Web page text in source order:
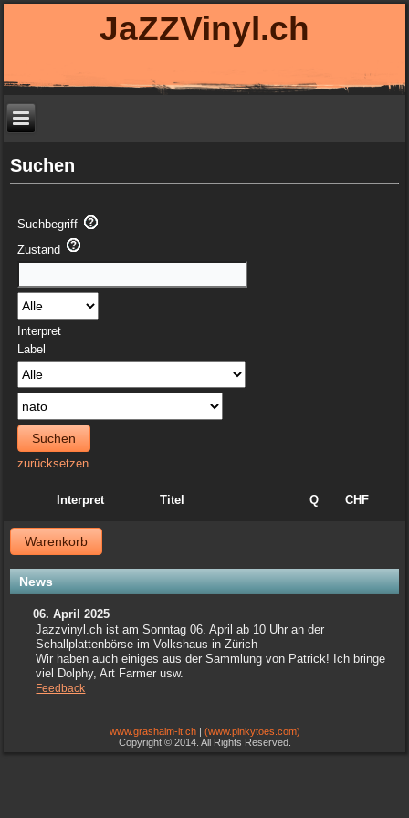
JaZZVinyl.ch
Suchen
Suchbegriff
Zustand
Interpret
Label
Suchen
zurücksetzen
Interpret Titel Q CHF
Warenkorb
News
06. April 2025
Jazzvinyl.ch ist am Sonntag 06. April ab 10 Uhr an der
Schallplattenbörse im Volkshaus in Zürich
Wir haben auch einiges aus der Sammlung von Patrick! Ich bringe
viel Dolphy, Art Farmer usw.
Feedback
www.grashalm-it.ch| (www.pinkytoes.com)
Copyright © 2014. All Rights Reserved.